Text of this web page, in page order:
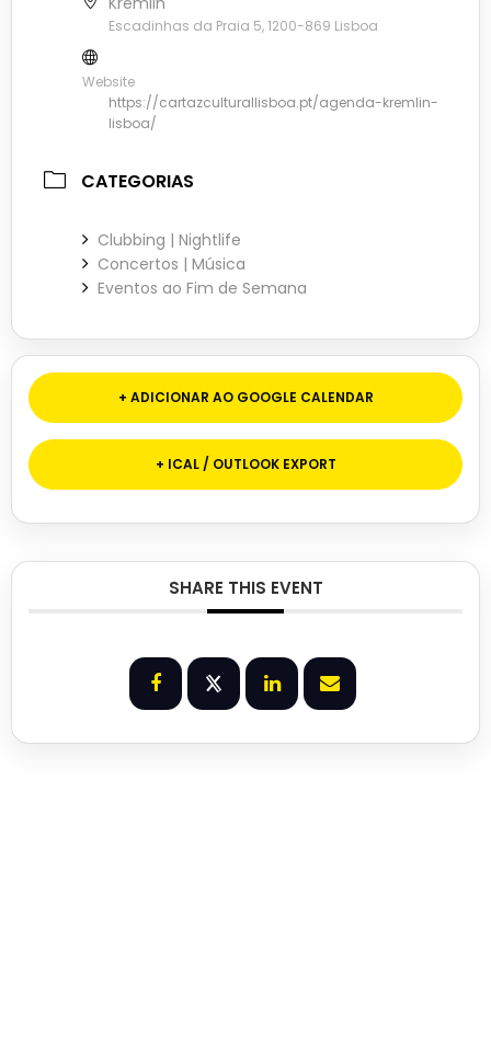
Escadinhas da Praia 5, 1200-869 Lisboa
Website
https://cartazculturallisboa.pt/agenda-kremlin-
lisboa/
CATEGORIAS
Clubbing | Nightlife
Concertos | Música
Eventos ao Fim de Semana
+ ADICIONAR AO GOOGLE CALENDAR
+ ICAL / OUTLOOK EXPORT
SHARE THIS EVENT